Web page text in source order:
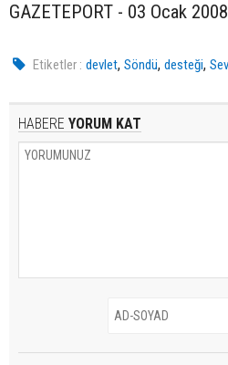
GAZETEPORT - 03 Ocak 2008
Etiketler : devlet,Söndü,desteği,
HABERE YORUM KAT